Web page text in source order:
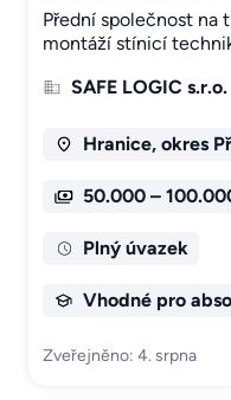
Přední společnost na
montáží stínicí
SAFE LOGIC s.r.o.
Hranice, okres
50.000 –
Plný úvazek
Vhodné pro
Zveřejněno: 4. srpna